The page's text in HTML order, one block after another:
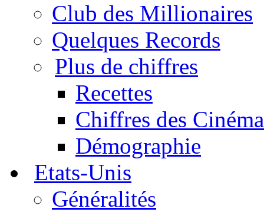
Club des Millionaires
Quelques Records
Plus de chiffres
Recettes
Chiffres des
Démographie
Etats-Unis
Généralités